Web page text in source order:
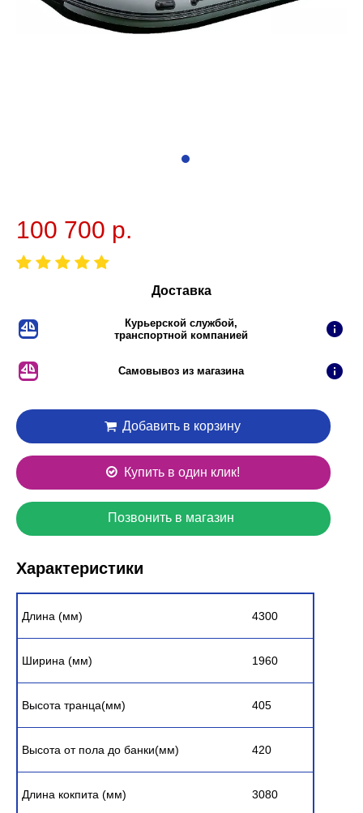
100 700 р.
Доставка
Курьерской службой,
транспортной компанией
Самовывоз из магазина
Добавить в корзину
Купить в один клик!
Позвонить в магазин
Характеристики
Длина (мм) 4300
Ширина (мм) 1960
Высота транца(мм) 405
Высота от пола до банки(мм) 420
Длина кокпита (мм) 3080